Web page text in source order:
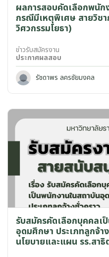
ผลการสอบคัดเลือกพนัก
กรณีมีเหตุพิเศษ สายวิชา
วิศวกรรมโยธา)
ข่าวรับสมัครงาน
ประกาศผลสอบ
รัชดาพร ลครชัยมงคล
รับสมัครคัดเลือกบุคคลเ
อุดมศึกษา ประเภทลูกจ้า
นโยบายและแผน รร.สาธิ